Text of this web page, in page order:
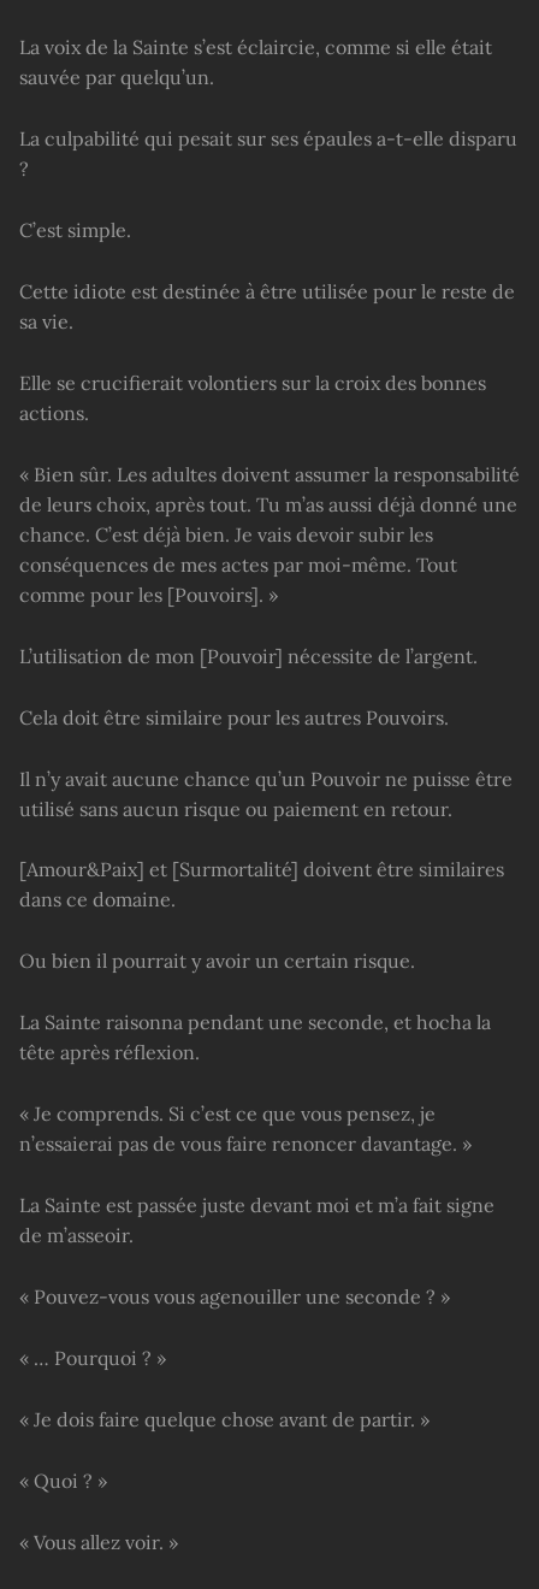
La voix de la Sainte s’est éclaircie, comme si elle était
sauvée par quelqu’un.
La culpabilité qui pesait sur ses épaules a-t-elle disparu
?
C’est simple.
Cette idiote est destinée à être utilisée pour le reste de
sa vie.
Elle se crucifierait volontiers sur la croix des bonnes
actions.
« Bien sûr. Les adultes doivent assumer la responsabilité
de leurs choix, après tout. Tu m’as aussi déjà donné une
chance. C’est déjà bien. Je vais devoir subir les
conséquences de mes actes par moi-même. Tout
comme pour les [Pouvoirs]. »
L’utilisation de mon [Pouvoir] nécessite de l’argent.
Cela doit être similaire pour les autres Pouvoirs.
Il n’y avait aucune chance qu’un Pouvoir ne puisse être
utilisé sans aucun risque ou paiement en retour.
[Amour&Paix] et [Surmortalité] doivent être similaires
dans ce domaine.
Ou bien il pourrait y avoir un certain risque.
La Sainte raisonna pendant une seconde, et hocha la
tête après réflexion.
« Je comprends. Si c’est ce que vous pensez, je
n’essaierai pas de vous faire renoncer davantage. »
La Sainte est passée juste devant moi et m’a fait signe
de m’asseoir.
« Pouvez-vous vous agenouiller une seconde ? »
« … Pourquoi ? »
« Je dois faire quelque chose avant de partir. »
« Quoi ? »
« Vous allez voir. »